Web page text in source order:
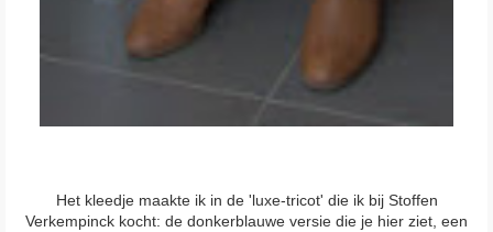
Het kleedje maakte ik in de 'luxe-tricot' die ik bij Stoffen
Verkempinck kocht: de donkerblauwe versie die je hier ziet, een